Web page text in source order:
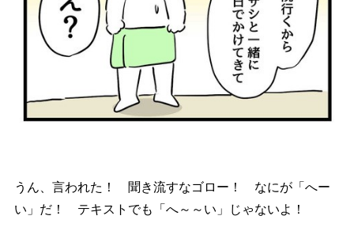
うん、言われた！ 聞き流すなゴロー！ なにが「へー
い」だ！ テキストでも「へ～～い」じゃないよ！